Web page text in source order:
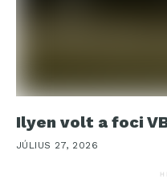
Ilyen volt a foci
JÚLIUS 27, 2026